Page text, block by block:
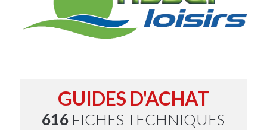
GUIDES D'ACHAT
616 FICHES TECHNIQUES